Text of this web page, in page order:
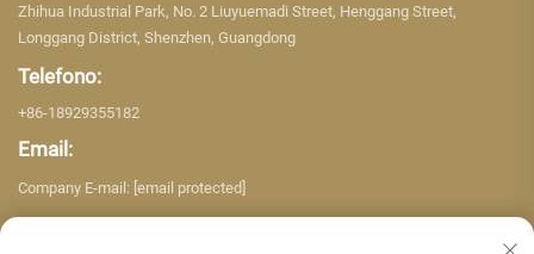
Zhihua Industrial Park, No. 2 Liuyuemadi Street, Henggang Street,
Longgang District, Shenzhen, Guangdong
Telefono:
+86-18929355182
Email:
Company E-mail: [email protected]